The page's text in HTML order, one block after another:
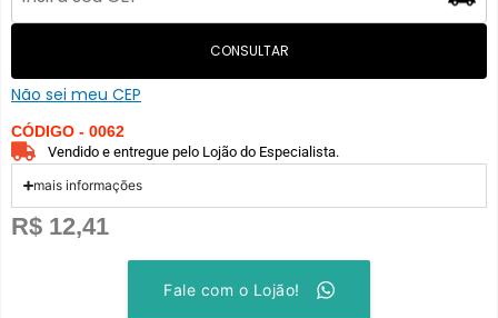
CONSULTAR
Não sei meu CEP
CÓDIGO - 0062
Vendido e entregue pelo Lojão do Especialista.
mais informações
R$ 12,41
Fale com o Lojão!